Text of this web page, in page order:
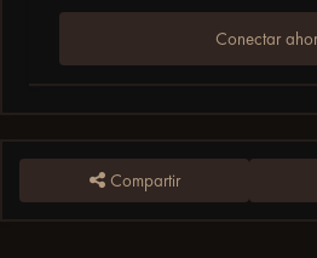
Conectar
Compartir